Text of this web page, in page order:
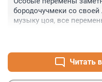
бородочучмеки со своей
музыку цоя, все
Читать